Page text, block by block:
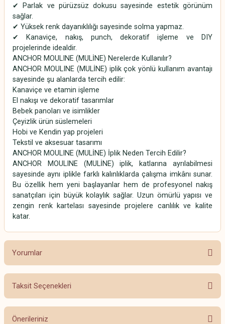
✔ Parlak ve pürüzsüz dokusu sayesinde estetik görünüm
sağlar.
✔ Yüksek renk dayanıklılığı sayesinde solma yapmaz.
✔ Kanaviçe, nakış, punch, dekoratif işleme ve DIY
projelerinde idealdir.
ANCHOR MOULINE (MULİNE) Nerelerde Kullanılır?
ANCHOR MOULINE (MULİNE) iplik çok yönlü kullanım avantajı
sayesinde şu alanlarda tercih edilir:
Kanaviçe ve etamin işleme
El nakışı ve dekoratif tasarımlar
Bebek panoları ve isimlikler
Çeyizlik ürün süslemeleri
Hobi ve Kendin yap projeleri
Tekstil ve aksesuar tasarımı
ANCHOR MOULINE (MULİNE) İplik Neden Tercih Edilir?
ANCHOR MOULINE (MULİNE) iplik, katlarına ayrılabilmesi
sayesinde aynı iplikle farklı kalınlıklarda çalışma imkânı sunar.
Bu özellik hem yeni başlayanlar hem de profesyonel nakış
sanatçıları için büyük kolaylık sağlar. Uzun ömürlü yapısı ve
zengin renk kartelası sayesinde projelere canlılık ve kalite
katar.
Yorumlar
Bu ürüne ilk yorumu siz yapın!
Taksit Seçenekleri
Önerileriniz